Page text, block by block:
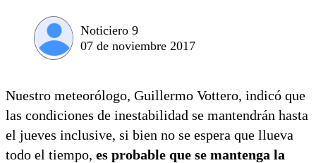
Noticiero 9
07 de noviembre 2017
Nuestro meteorólogo, Guillermo Vottero, indicó que
las condiciones de inestabilidad se mantendrán hasta
el jueves inclusive, si bien no se espera que llueva
todo el tiempo, es probable que se mantenga la